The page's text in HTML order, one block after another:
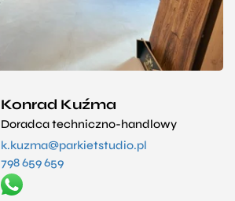
Konrad Kuźma
Doradca techniczno-handlowy
k.kuzma@parkietstudio.pl
798 659 659